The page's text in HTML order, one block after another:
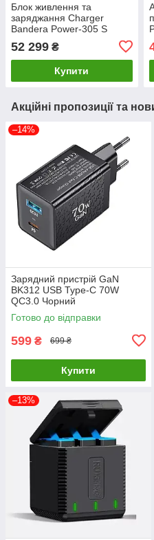
Блок живлення та
заряджання Charger
Bandera Power-305 S
(305000 мАг, 1126 Вт·час)
52 299 ₴
Купити
Акційні пропозиції та
–14%
Зарядний пристрій GaN
BK312 USB Type-C 70W
QC3.0 Чорний
Готово до відправки
599 ₴ 699 ₴
Купити
–13%